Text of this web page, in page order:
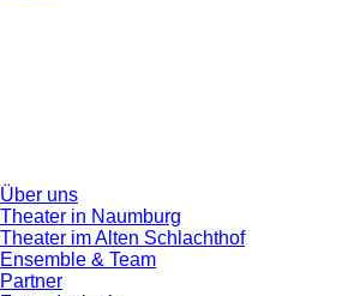
Über uns
Theater in Naumburg
Theater im Alten Schlachthof
Ensemble & Team
Partner